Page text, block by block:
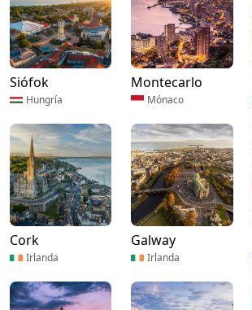
Siófok
Hungría
Montecarlo
Mónaco
Cork
Irlanda
Galway
Irlanda